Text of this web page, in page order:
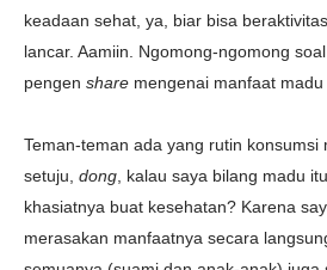
keadaan sehat, ya, biar bisa
lancar. Aamiin. Ngomong-ngomong
pengen share mengenai manfaat
Teman-teman ada yang rutin konsumsi
setuju, dong , kalau saya bilang madu
khasiatnya buat kesehatan? Karena
merasakan manfaatnya secara